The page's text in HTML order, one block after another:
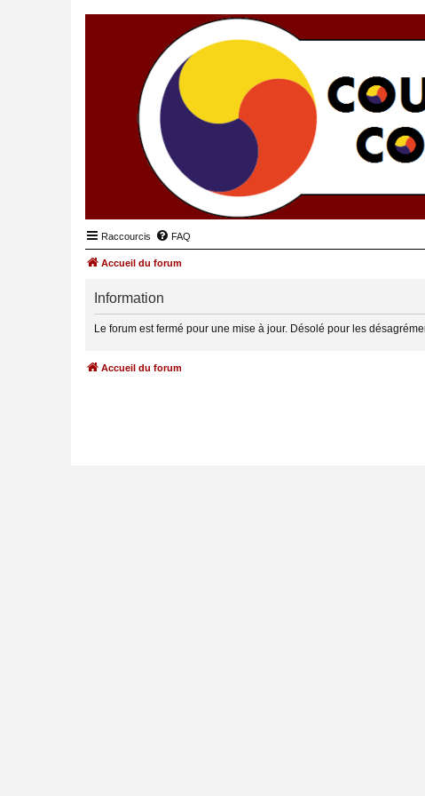
Raccourcis FAQ
Accueil du forum
Information
Le forum est fermé pour une mise à jour. Désolé pour les
Accueil du forum